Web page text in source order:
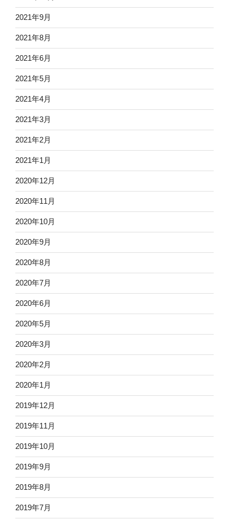
2021年9月
2021年8月
2021年6月
2021年5月
2021年4月
2021年3月
2021年2月
2021年1月
2020年12月
2020年11月
2020年10月
2020年9月
2020年8月
2020年7月
2020年6月
2020年5月
2020年3月
2020年2月
2020年1月
2019年12月
2019年11月
2019年10月
2019年9月
2019年8月
2019年7月